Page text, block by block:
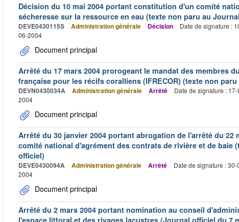
Décision du 10 mai 2004 portant constitution d'un comité
sécheresse sur la ressource en eau (texte non paru au
DEVE0430115S Administration générale Décision Date de signature :
06-2004
Document principal
Arrêté du 17 mars 2004 prorogeant le mandat des membres
française pour les récifs coralliens (IFRECOR) (texte non
DEVN0430034A Administration générale Arrêté Date de signature :
2004
Document principal
Arrêté du 30 janvier 2004 portant abrogation de l'arrêté du 22
comité national d'agrément des contrats de rivière et de baie
officiel)
DEVE0430094A Administration générale Arrêté Date de signature :
2004
Document principal
Arrêté du 2 mars 2004 portant nomination au conseil
l'espace littoral et des rivages lacustres (Journal officiel du 7